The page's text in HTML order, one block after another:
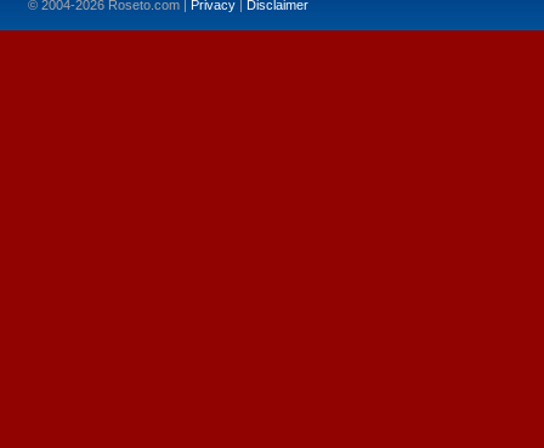
© 2004-2026 Roseto.com | Privacy | Disclaimer